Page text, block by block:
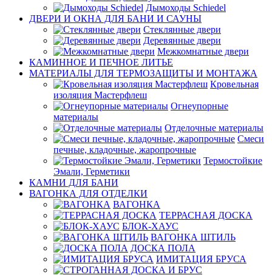
Дымоходы Schiedel
ДВЕРИ И ОКНА ДЛЯ БАНИ И САУНЫ
Стеклянные двери
Деревянные двери
Межкомнатные двери
КАМИННОЕ И ПЕЧНОЕ ЛИТЬЕ
МАТЕРИАЛЫ ДЛЯ ТЕРМОЗАЩИТЫ И МОНТАЖА
Кровельная
изоляция Мастерфлеш
Огнеупорные
материалы
Отделочные материалы
Смеси
печные, кладочные, жаропрочные
Термостойкие
Эмали, Герметики
КАМНИ ДЛЯ БАНИ
ВАГОНКА ДЛЯ ОТДЕЛКИ
ВАГОНКА
ТЕРРАСНАЯ ДОСКА
БЛОК-ХАУС
ВАГОНКА ШТИЛЬ
ДОСКА ПОЛА
ИМИТАЦИЯ БРУСА